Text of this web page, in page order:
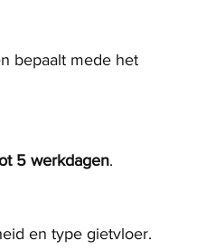
bepaalt mede het
5 werkdagen.
en type gietvloer.